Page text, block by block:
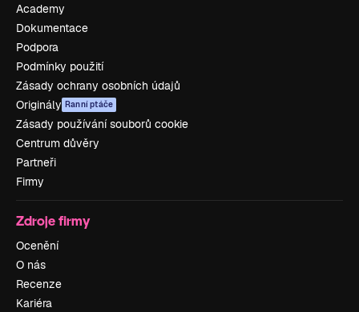
Academy
Dokumentace
Podpora
Podmínky použití
Zásady ochrany osobních údajů
Originály Ranní ptáče
Zásady používání souborů cookie
Centrum důvěry
Partneři
Firmy
Zdroje firmy
Ocenění
O nás
Recenze
Kariéra